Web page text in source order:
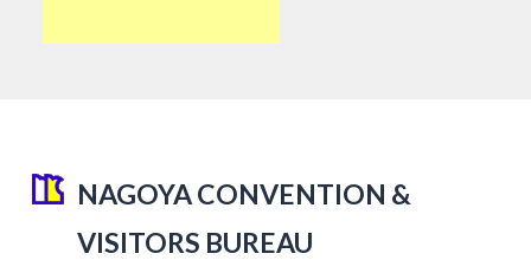
NAGOYA CONVENTION &
VISITORS BUREAU